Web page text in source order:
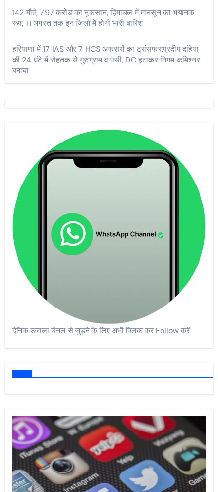
142 मौतें, 797 करोड़ का नुकसान, हिमाचल में मानसून का भयानक
रूप; 11 अगस्त तक इन जिलों में होगी भारी बारिश
हरियाणा में 17 IAS और 7 HCS अफसरों का ट्रांसफर:प्रदीप दहिया
की 24 घंटे में रोहतक से गुरुग्राम वापसी, DC हटाकर निगम कमिश्नर
बनाया
दैनिक उजाला चैनल से जुड़ने के लिए अभी क्लिक कर Follow करें